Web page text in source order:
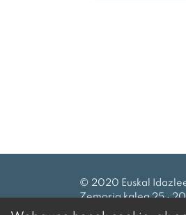
© 2020 Euskal
Zemoria kalea 25 ·
Tel.:943 27 69 99 |